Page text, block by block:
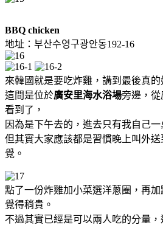
BBQ chicken
地址：부산수영구광안동192-16
來韓國就是要吃炸雞，講到最後真的
這間是位於廣安里海水浴場旁邊，從
看到了，
因為是下午去的，進去只有我自己一
但其實大家應該都是習慣晚上叫外
覺。
點了一份炸雞加小菜選洋蔥圈，再加
覺得稍貴。
不過其實已經是可以兩人吃的分量，